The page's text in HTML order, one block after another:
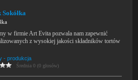
w firmie Art Evita pozwala nam zapewnić
z wysokiej jakości składników tortów
- produkcja
Średnia 0 (0 głosów)